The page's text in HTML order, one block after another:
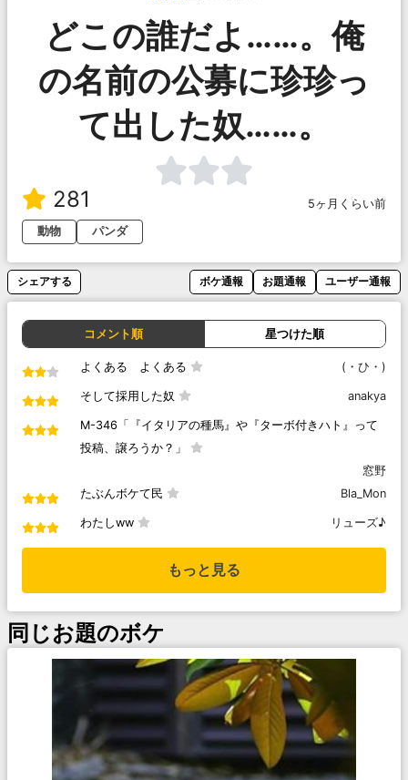
どこの誰だよ……。俺
の名前の公募に珍珍っ
て出した奴……。
281
5ヶ月くらい前
動物
パンダ
シェアする ボケ通報 お題通報 ユーザー通報
コメント順 星つけた順
よくある よくある (・ひ・)
そして採用した奴 anakya
M-346「『イタリアの種馬』や『ターボ付きハト』って
投稿、譲ろうか？」
窓野
たぶんボケて民
Bla_Mon
わたしww リューズ♪
もっと見る
同じお題のボケ